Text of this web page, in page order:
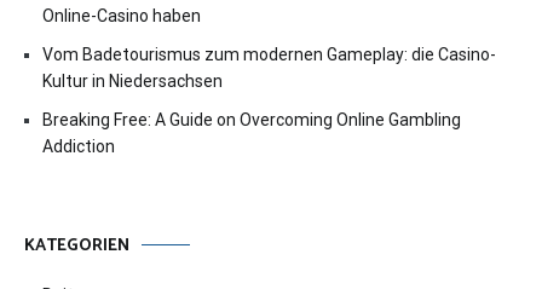
Online-Casino haben
Vom Badetourismus zum modernen Gameplay: die Casino-
Kultur in Niedersachsen
Breaking Free: A Guide on Overcoming Online Gambling
Addiction
KATEGORIEN